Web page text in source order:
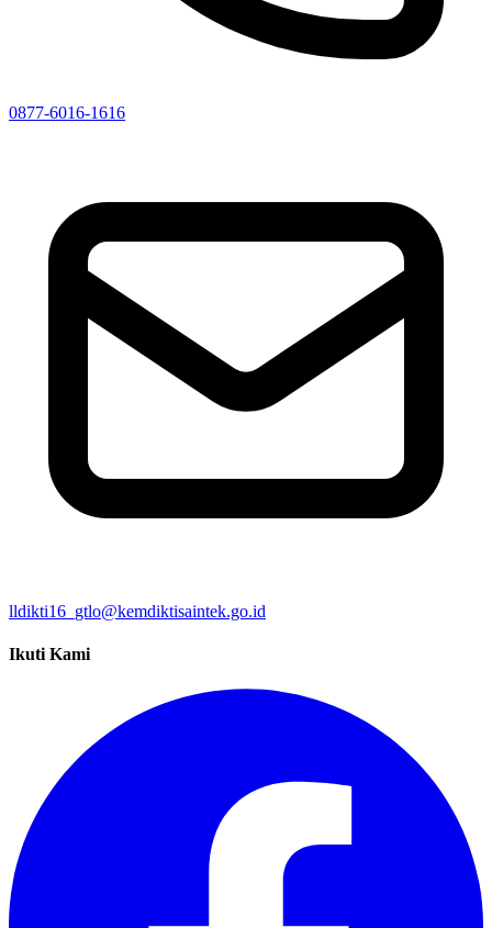
0877-6016-1616
lldikti16_gtlo@kemdiktisaintek.go.id
Ikuti Kami